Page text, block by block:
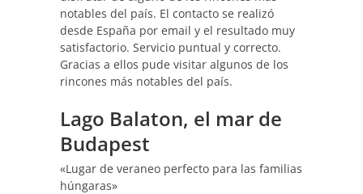
notables del país. El contacto se realizó
desde España por email y el resultado muy
satisfactorio. Servicio puntual y correcto.
Gracias a ellos pude visitar algunos de los
rincones más notables del país.
Lago Balaton, el mar de
Budapest
«Lugar de veraneo perfecto para las familias
húngaras»